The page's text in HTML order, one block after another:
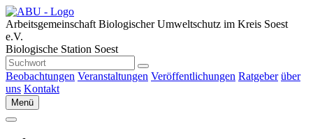
Arbeitsgemeinschaft Biologischer Umweltschutz im Kreis Soest
e.V.
Biologische Station Soest
Beobachtungen Veranstaltungen Veröffentlichungen Ratgeber über
uns Kontakt
Menü